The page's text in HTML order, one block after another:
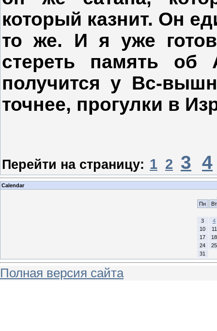
который казнит. Он
то же. И я уже
стереть память об
получится у Вс-
точнее, прогулки в
Перейти на страницу: 1 2 3 4
Calendar
Пн
Вт
3
4
10
11
17
18
24
25
31
Полная версия сайта